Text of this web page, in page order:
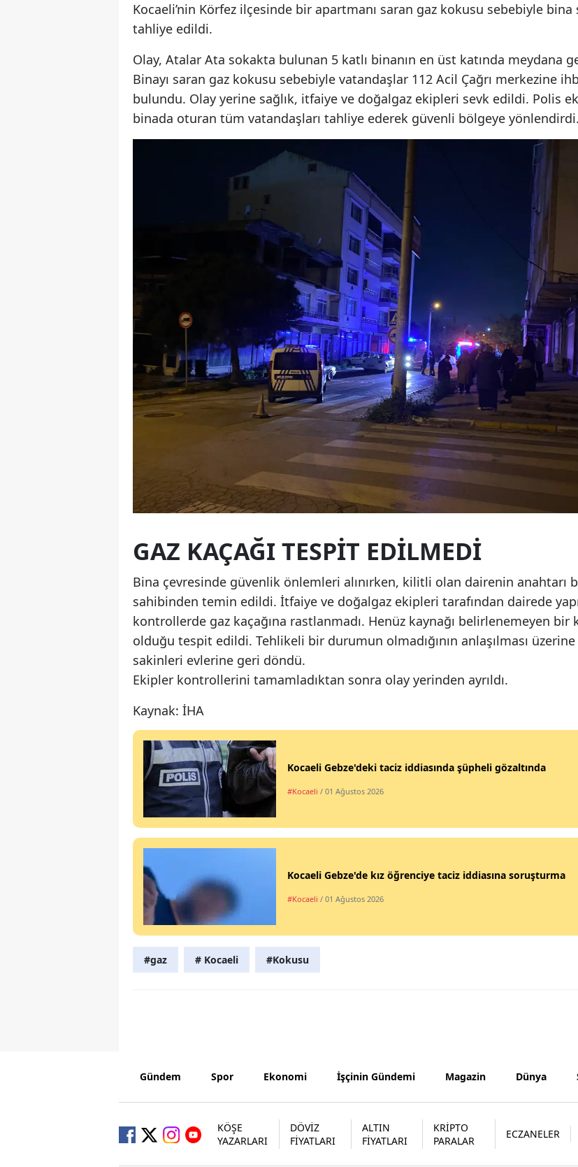
Erzurum
Gaziantep
Giresun
Hakkari
Hatay
Isparta
Mersin
İstanbul
İzmir
Kars
Kastamonu
Kayseri
Kırklareli
Kırşehir
Kocaeli
Konya
Malatya
Manisa
Kahramanmaraş
Mardin
Muğla
Nevşehir
Niğde
Samsun
Sinop
Tunceli
Şanlıurfa
Uşak
Van
Kocaeli’nin Körfez ilçesinde bir apartmanı saran gaz kokusu sebebiyle bina
tahliye edildi.
Olay, Atalar Ata sokakta bulunan 5 katlı binanın en üst katında meydana
Binayı saran gaz kokusu sebebiyle vatandaşlar 112 Acil Çağrı merkezine
bulundu. Olay yerine sağlık, itfaiye ve doğalgaz ekipleri sevk edildi. Polis
binada oturan tüm vatandaşları tahliye ederek güvenli bölgeye yönlendirdi.
GAZ KAÇAĞI TESPİT EDİLMEDİ
Bina çevresinde güvenlik önlemleri alınırken, kilitli olan dairenin anahtarı
sahibinden temin edildi. İtfaiye ve doğalgaz ekipleri tarafından dairede
kontrollerde gaz kaçağına rastlanmadı. Henüz kaynağı belirlenemeyen bir
olduğu tespit edildi. Tehlikeli bir durumun olmadığının anlaşılması
sakinleri evlerine geri döndü.
Ekipler kontrollerini tamamladıktan sonra olay yerinden ayrıldı.
Kaynak: İHA
Kocaeli Gebze'deki taciz iddiasında şüpheli gözaltında
#Kocaeli / 01 Ağustos 2026
Kocaeli Gebze'de kız öğrenciye taciz iddiasına soruşturma
#Kocaeli / 01 Ağustos 2026
#gaz # Kocaeli #Kokusu
Gündem Spor Ekonomi İşçinin Gündemi Magazin Dünya
KÖŞE
YAZARLARI
DÖVİZ
FİYATLARI
ALTIN
FİYATLARI
KRİPTO
PARALAR
ECZANELER